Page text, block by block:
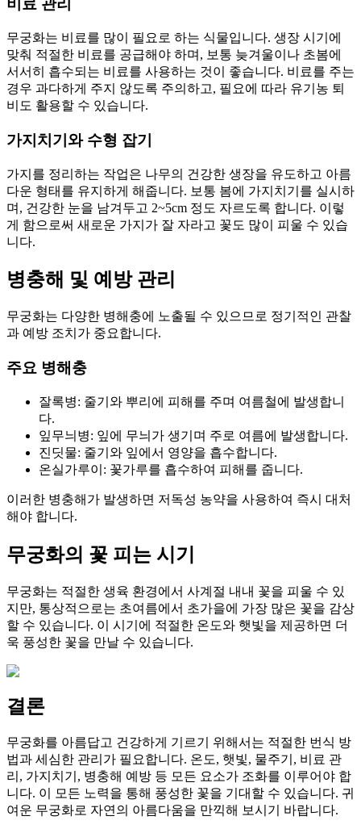
비료 관리
무궁화는 비료를 많이 필요로 하는 식물입니다. 생장 시기에
맞춰 적절한 비료를 공급해야 하며, 보통 늦겨울이나 초봄에
서서히 흡수되는 비료를 사용하는 것이 좋습니다. 비료를 주는
경우 과다하게 주지 않도록 주의하고, 필요에 따라 유기농 퇴
비도 활용할 수 있습니다.
가지치기와 수형 잡기
가지를 정리하는 작업은 나무의 건강한 생장을 유도하고 아름
다운 형태를 유지하게 해줍니다. 보통 봄에 가지치기를 실시하
며, 건강한 눈을 남겨두고 2~5cm 정도 자르도록 합니다. 이렇
게 함으로써 새로운 가지가 잘 자라고 꽃도 많이 피울 수 있습
니다.
병충해 및 예방 관리
무궁화는 다양한 병해충에 노출될 수 있으므로 정기적인 관찰
과 예방 조치가 중요합니다.
주요 병해충
잘록병: 줄기와 뿌리에 피해를 주며 여름철에 발생합니
다.
잎무늬병: 잎에 무늬가 생기며 주로 여름에 발생합니다.
진딧물: 줄기와 잎에서 영양을 흡수합니다.
온실가루이: 꽃가루를 흡수하여 피해를 줍니다.
이러한 병충해가 발생하면 저독성 농약을 사용하여 즉시 대처
해야 합니다.
무궁화의 꽃 피는 시기
무궁화는 적절한 생육 환경에서 사계절 내내 꽃을 피울 수 있
지만, 통상적으로는 초여름에서 초가을에 가장 많은 꽃을 감상
할 수 있습니다. 이 시기에 적절한 온도와 햇빛을 제공하면 더
욱 풍성한 꽃을 만날 수 있습니다.
결론
무궁화를 아름답고 건강하게 기르기 위해서는 적절한 번식 방
법과 세심한 관리가 필요합니다. 온도, 햇빛, 물주기, 비료 관
리, 가지치기, 병충해 예방 등 모든 요소가 조화를 이루어야 합
니다. 이 모든 노력을 통해 풍성한 꽃을 기대할 수 있습니다. 귀
여운 무궁화로 자연의 아름다움을 만끽해 보시기 바랍니다.